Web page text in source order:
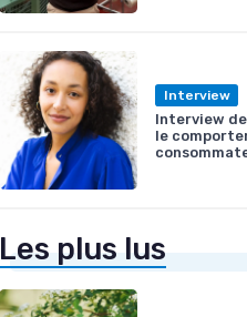
Interview
Interview
le
Les plus lus